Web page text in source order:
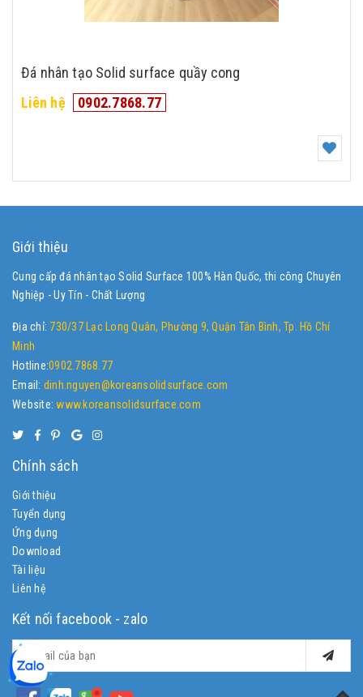
Đá nhân tạo Solid surface quầy cong
Liên hệ
0902.7868.77
Giới thiệu
Cung cấp đá nhân tạo Solid Surface 100% Hàn Quốc, thi công Chuyên
Nghiệp - Uy Tín - Chất Lượng
Địa chỉ: 730/37 Lạc Long Quân, Phường 9, Quận Tân Bình, Tp. Hồ Chí
Minh
Hotline:0902.7868.77
Email: dinh.nguyen@koreansolidsurface.com
Website:www.koreansolidsurface.com
Chính sách
Giới thiệu
Tuyển dụng
Ứng dụng
Download
Tài liệu
Liên hệ
Kết nối facebook - zalo